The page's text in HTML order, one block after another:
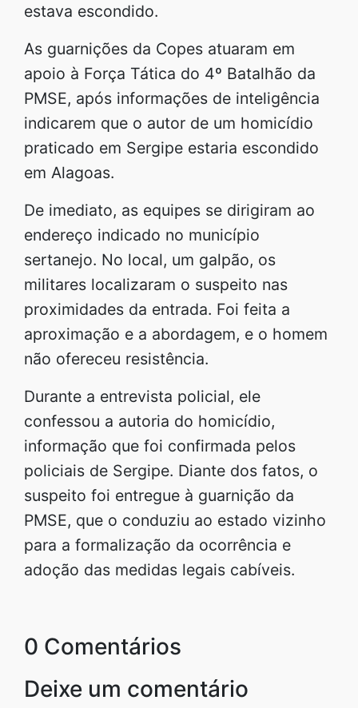
estava escondido.
As guarnições da Copes atuaram em
apoio à Força Tática do 4º Batalhão da
PMSE, após informações de inteligência
indicarem que o autor de um homicídio
praticado em Sergipe estaria escondido
em Alagoas.
De imediato, as equipes se dirigiram ao
endereço indicado no município
sertanejo. No local, um galpão, os
militares localizaram o suspeito nas
proximidades da entrada. Foi feita a
aproximação e a abordagem, e o homem
não ofereceu resistência.
Durante a entrevista policial, ele
confessou a autoria do homicídio,
informação que foi confirmada pelos
policiais de Sergipe. Diante dos fatos, o
suspeito foi entregue à guarnição da
PMSE, que o conduziu ao estado vizinho
para a formalização da ocorrência e
adoção das medidas legais cabíveis.
0 Comentários
Deixe um comentário